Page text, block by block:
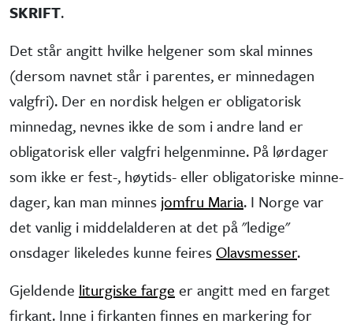
SKRIFT.
Det står angitt hvilke helgener som skal minnes
(dersom navnet står i parentes, er minne­dagen
valgfri). Der en nordisk helgen er obliga­torisk
minne­dag, nevnes ikke de som i andre land er
obliga­torisk eller valgfri helgen­minne. På lørdager
som ikke er fest-, høytids- eller obliga­toriske minne­
dager, kan man minnes jomfru Maria. I Norge var
det vanlig i middel­alderen at det på "ledige"
onsdager like­ledes kunne feires Olavsmesser.
Gjeldende liturgiske farge er angitt med en farget
firkant. Inne i firkanten finnes en markering for